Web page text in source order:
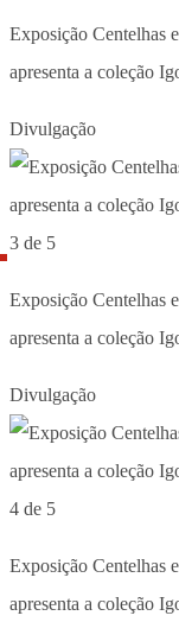
Exposição Centelhas
apresenta a coleção
Divulgação
3 de 5
Exposição Centelhas
apresenta a coleção
Divulgação
4 de 5
Exposição Centelhas
apresenta a coleção